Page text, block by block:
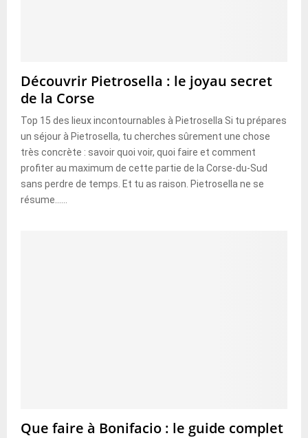
Découvrir Pietrosella : le joyau secret
de la Corse
Top 15 des lieux incontournables à Pietrosella Si tu prépares
un séjour à Pietrosella, tu cherches sûrement une chose
très concrète : savoir quoi voir, quoi faire et comment
profiter au maximum de cette partie de la Corse-du-Sud
sans perdre de temps. Et tu as raison. Pietrosella ne se
résume......
Que faire à Bonifacio : le guide complet